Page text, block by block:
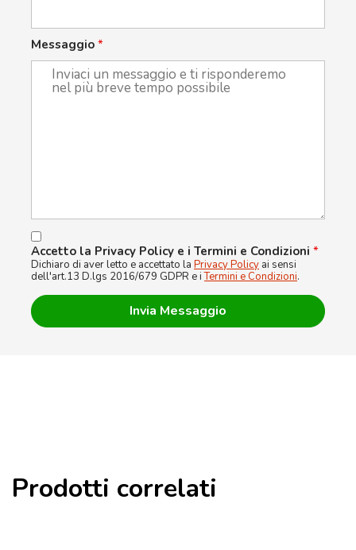
Messaggio *
Accetto la Privacy Policy e i Termini e Condizioni *
Dichiaro di aver letto e accettato la Privacy Policy ai sensi
dell'art.13 D.lgs 2016/679 GDPR e iTermini e Condizioni.
Prodotti correlati